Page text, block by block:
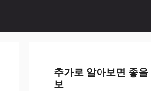
추가로 알아보면 좋을
보